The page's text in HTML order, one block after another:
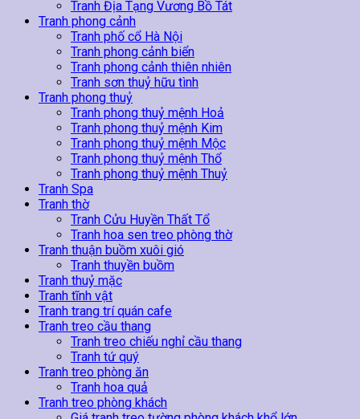
Tranh Địa Tạng Vương Bồ Tát
Tranh phong cảnh
Tranh phố cổ Hà Nội
Tranh phong cảnh biển
Tranh phong cảnh thiên nhiên
Tranh sơn thuỷ hữu tình
Tranh phong thuỷ
Tranh phong thuỷ mệnh Hoả
Tranh phong thuỷ mệnh Kim
Tranh phong thuỷ mệnh Mộc
Tranh phong thuỷ mệnh Thổ
Tranh phong thuỷ mệnh Thuỷ
Tranh Spa
Tranh thờ
Tranh Cửu Huyền Thất Tổ
Tranh hoa sen treo phòng thờ
Tranh thuận buồm xuôi gió
Tranh thuyền buồm
Tranh thuỷ mặc
Tranh tĩnh vật
Tranh trang trí quán cafe
Tranh treo cầu thang
Tranh treo chiếu nghỉ cầu thang
Tranh tứ quý
Tranh treo phòng ăn
Tranh hoa quả
Tranh treo phòng khách